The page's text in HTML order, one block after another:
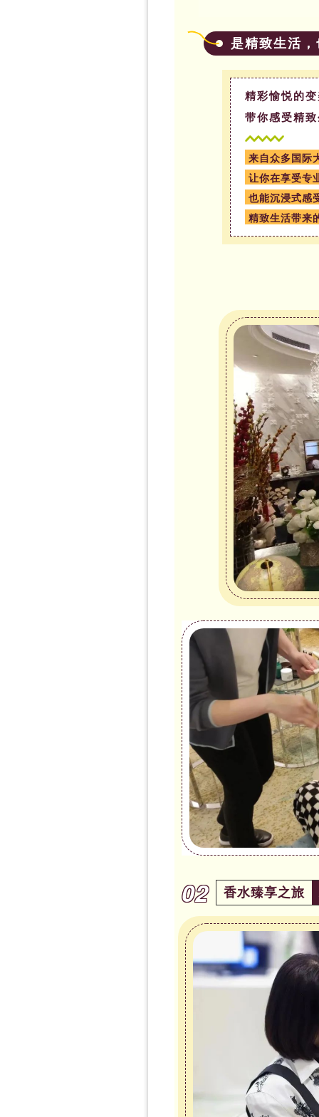
是精致生活
精彩愉悦的
带你感受精
来自众多国际
让你在享受专
也能沉浸式感
精致生活带来
02 香水臻享之旅